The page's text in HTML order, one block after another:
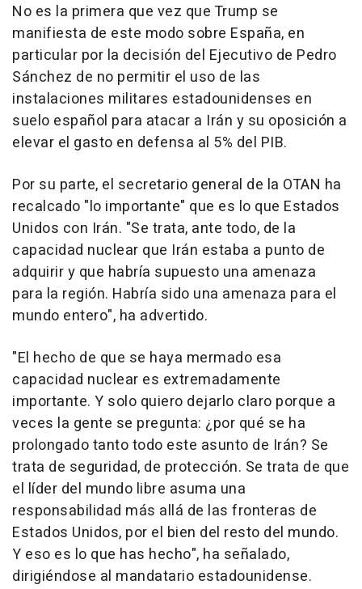
No es la primera que vez que Trump se
manifiesta de este modo sobre España, en
particular por la decisión del Ejecutivo de Pedro
Sánchez de no permitir el uso de las
instalaciones militares estadounidenses en
suelo español para atacar a Irán y su oposición a
elevar el gasto en defensa al 5% del PIB.
Por su parte, el secretario general de la OTAN ha
recalcado "lo importante" que es lo que Estados
Unidos con Irán. "Se trata, ante todo, de la
capacidad nuclear que Irán estaba a punto de
adquirir y que habría supuesto una amenaza
para la región. Habría sido una amenaza para el
mundo entero", ha advertido.
"El hecho de que se haya mermado esa
capacidad nuclear es extremadamente
importante. Y solo quiero dejarlo claro porque a
veces la gente se pregunta: ¿por qué se ha
prolongado tanto todo este asunto de Irán? Se
trata de seguridad, de protección. Se trata de que
el líder del mundo libre asuma una
responsabilidad más allá de las fronteras de
Estados Unidos, por el bien del resto del mundo.
Y eso es lo que has hecho", ha señalado,
dirigiéndose al mandatario estadounidense.